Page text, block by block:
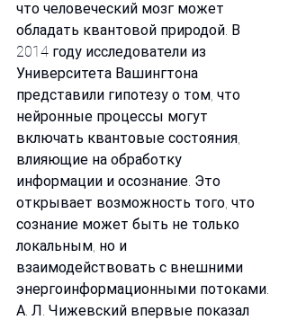
что человеческий мозг может
обладать квантовой природой. В
2014 году исследователи из
Университета Вашингтона
представили гипотезу о том, что
нейронные процессы могут
включать квантовые состояния,
влияющие на обработку
информации и осознание. Это
открывает возможность того, что
сознание может быть не только
локальным, но и
взаимодействовать с внешними
энергоинформационными потоками.
А. Л. Чижевский впервые показал